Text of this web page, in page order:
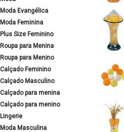
Moda Evangélica
Moda Feminina
Plus Size Feminino
Roupa para Menina
Roupa para Menino
Calçado Feminino
Calçado Masculino
Calçado para menina
Calçado para menino
Lingerie
Moda Masculina